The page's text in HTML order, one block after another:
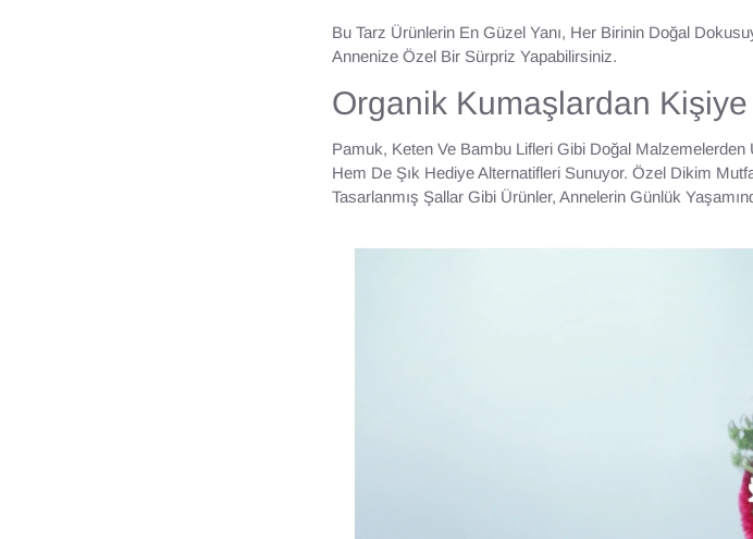
Bu Tarz Ürünlerin En Güzel Yanı, Her Birinin Doğal
Annenize Özel Bir Sürpriz Yapabilirsiniz.
Organik Kumaşlardan
Pamuk, Keten Ve Bambu Lifleri Gibi Doğal
Hem De Şık Hediye Alternatifleri Sunuyor. Özel Dikim
Tasarlanmış Şallar Gibi Ürünler, Annelerin Günlük